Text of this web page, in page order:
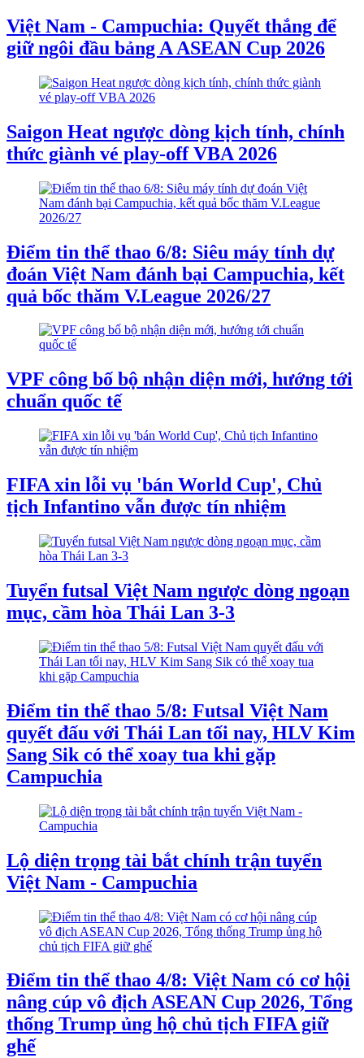
Việt Nam - Campuchia: Quyết thắng để
giữ ngôi đầu bảng A ASEAN Cup 2026
Saigon Heat ngược dòng kịch tính, chính
thức giành vé play-off VBA 2026
Điểm tin thể thao 6/8: Siêu máy tính dự
đoán Việt Nam đánh bại Campuchia, kết
quả bốc thăm V.League 2026/27
VPF công bố bộ nhận diện mới, hướng tới
chuẩn quốc tế
FIFA xin lỗi vụ 'bán World Cup', Chủ
tịch Infantino vẫn được tín nhiệm
Tuyển futsal Việt Nam ngược dòng ngoạn
mục, cầm hòa Thái Lan 3-3
Điểm tin thể thao 5/8: Futsal Việt Nam
quyết đấu với Thái Lan tối nay, HLV Kim
Sang Sik có thể xoay tua khi gặp
Campuchia
Lộ diện trọng tài bắt chính trận tuyển
Việt Nam - Campuchia
Điểm tin thể thao 4/8: Việt Nam có cơ hội
nâng cúp vô địch ASEAN Cup 2026, Tổng
thống Trump ủng hộ chủ tịch FIFA giữ
ghế